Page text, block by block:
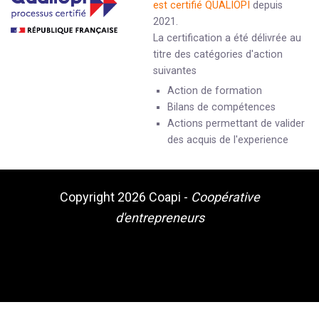
est certifié QUALIOPI depuis
2021.
La certification a été délivrée au
titre des catégories d'action
suivantes
Action de formation
Bilans de compétences
Actions permettant de valider
des acquis de l'experience
Copyright 2026 Coapi - Coopérative
d'entrepreneurs